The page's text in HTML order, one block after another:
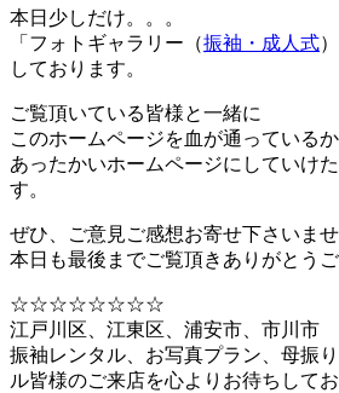
本日少しだけ。。。
「フォトギャラリー（振袖・成人式
しております。
ご覧頂いている皆様と一緒に
このホームページを血が通っている
あったかいホームページにしていけ
す。
ぜひ、ご意見ご感想お寄せ下さいませ
本日も最後までご覧頂きありがとうご
☆☆☆☆☆☆☆☆
江戸川区、江東区、浦安市、市川市
振袖レンタル、お写真プラン、母振
ル皆様のご来店を心よりお待ちして